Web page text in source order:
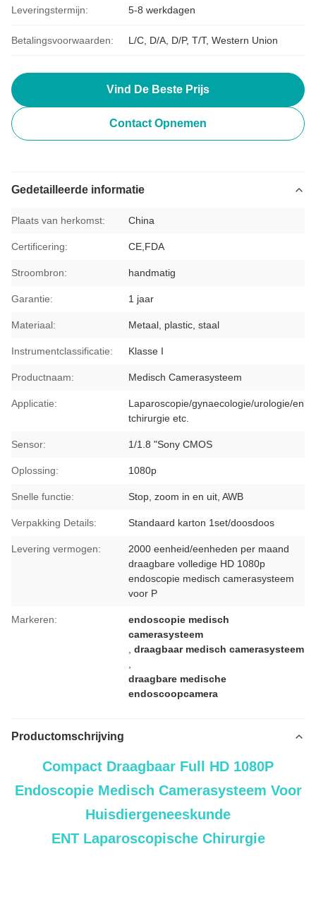
Leveringstermijn: 5-8 werkdagen
Betalingsvoorwaarden: L/C, D/A, D/P, T/T, Western Union
Vind De Beste Prijs
Contact Opnemen
Gedetailleerde informatie
Plaats van herkomst: China
Certificering: CE,FDA
Stroombron: handmatig
Garantie: 1 jaar
Materiaal: Metaal, plastic, staal
Instrumentclassificatie: Klasse I
Productnaam: Medisch Camerasysteem
Applicatie:
Laparoscopie/gynaecologie/urologie/en
tchirurgie etc.
Sensor: 1/1.8 "Sony CMOS
Oplossing: 1080p
Snelle functie: Stop, zoom in en uit, AWB
Verpakking Details: Standaard karton 1set/doosdoos
Levering vermogen:
2000 eenheid/eenheden per maand
draagbare volledige HD 1080p
endoscopie medisch camerasysteem
voor P
Markeren:
endoscopie medisch
camerasysteem
,draagbaar medisch camerasysteem
draagbare medische
endoscoopcamera
Productomschrijving
Compact Draagbaar Full HD 1080P
Endoscopie Medisch Camerasysteem Voor
Huisdiergeneeskunde
ENT Laparoscopische Chirurgie